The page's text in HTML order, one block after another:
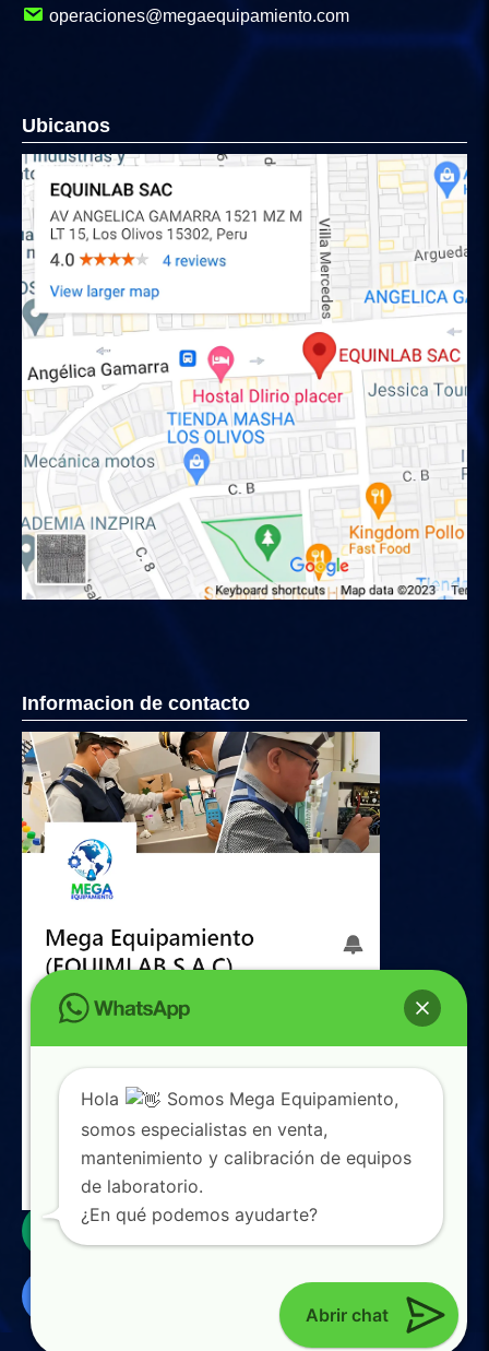
operaciones@megaequipamiento.com
Ubicanos
Informacion de contacto
© 2026 Mega equipamiento. Todos los derechos
Abrir chat
Hola
Somos Mega Equipamiento,
somos especialistas en venta,
mantenimiento y calibración de equipos
de laboratorio.
¿En qué podemos ayudarte?